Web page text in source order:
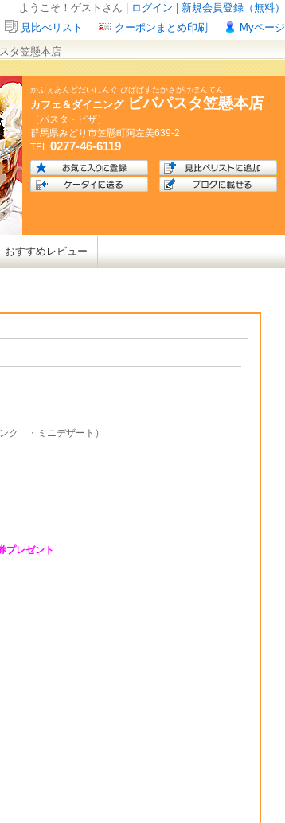
新規会員登録（無料）
ログイン
ようこそ！ゲストさん |
Myページ
クーポンまとめ印刷
見比べリスト
タ笠懸本店
かふぇあんどだいにんぐ びばぱすたかさがけほんてん
カフェ＆ダイニング ビバパスタ笠懸本店
［パスタ・ピザ］
群馬県みどり市笠懸町阿左美639-2
TEL:0277-46-6119
おすすめレビュー
ク ・ミニデザート）
プレゼント